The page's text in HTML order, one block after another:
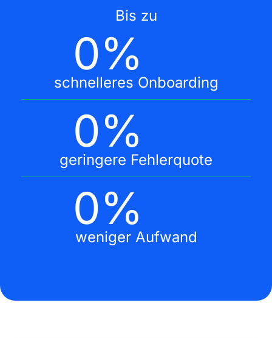
Bis zu
0%
schnelleres Onboarding
0%
geringere Fehlerquote
0%
weniger Aufwand